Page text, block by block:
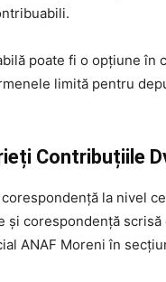
poate fi o opțiune în
limită pentru
Contribuțiile
la nivel
și corespondență
ANAF Moreni în